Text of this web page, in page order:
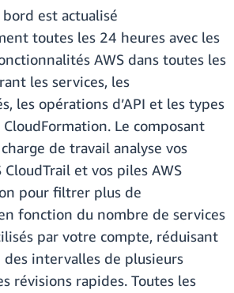
est actualisé
toutes les 24 heures avec les
AWS dans toutes les
les services, les
les opérations d’API et les types
CloudFormation. Le composant
de travail analyse vos
CloudTrail et vos piles AWS
pour filtrer plus de
fonction du nombre de services
par votre compte, réduisant
des intervalles de plusieurs
révisions rapides. Toutes les